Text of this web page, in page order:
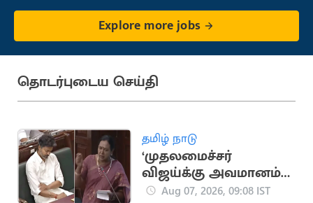
Explore more jobs
தொடர்புடைய செய்தி
தமிழ் நாடு
‘முதலமைச்சர்
விஜய்க்கு அவமானம்
என்றால் தமிழகம்
Aug 07, 2026, 09:08 IST